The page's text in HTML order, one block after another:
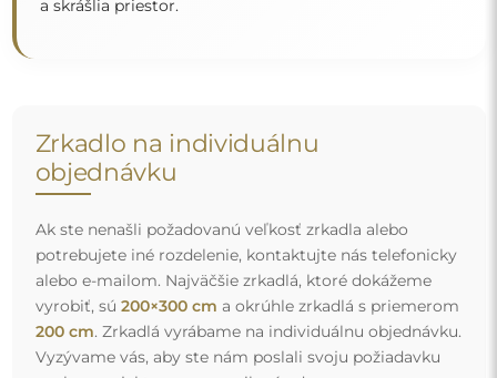
Doprava zdarma a bezpečná preprava
Nemusíte sa starať o prepravu – postaráme sa o to, aby
to úplne zdarma. Disponujeme vlastným vozovým
parkom a vyškoleným personálom, preto vám môžeme
zaručiť, že zrkadlo dorazí v dokonalom stave, bez
dodatočných poplatkov. Aj keď si objednáte zrkadlo
veľkých rozmerov, môžete sa spoľahnúť na rýchle
doručenie.